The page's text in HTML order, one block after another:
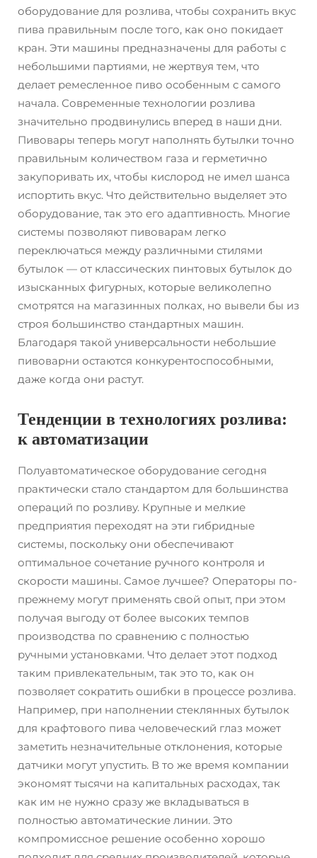
оборудование для розлива, чтобы сохранить вкус
пива правильным после того, как оно покидает
кран. Эти машины предназначены для работы с
небольшими партиями, не жертвуя тем, что
делает ремесленное пиво особенным с самого
начала. Современные технологии розлива
значительно продвинулись вперед в наши дни.
Пивовары теперь могут наполнять бутылки точно
правильным количеством газа и герметично
закупоривать их, чтобы кислород не имел шанса
испортить вкус. Что действительно выделяет это
оборудование, так это его адаптивность. Многие
системы позволяют пивоварам легко
переключаться между различными стилями
бутылок — от классических пинтовых бутылок до
изысканных фигурных, которые великолепно
смотрятся на магазинных полках, но вывели бы из
строя большинство стандартных машин.
Благодаря такой универсальности небольшие
пивоварни остаются конкурентоспособными,
даже когда они растут.
Тенденции в технологиях розлива:
к автоматизации
Полуавтоматическое оборудование сегодня
практически стало стандартом для большинства
операций по розливу. Крупные и мелкие
предприятия переходят на эти гибридные
системы, поскольку они обеспечивают
оптимальное сочетание ручного контроля и
скорости машины. Самое лучшее? Операторы по-
прежнему могут применять свой опыт, при этом
получая выгоду от более высоких темпов
производства по сравнению с полностью
ручными установками. Что делает этот подход
таким привлекательным, так это то, как он
позволяет сократить ошибки в процессе розлива.
Например, при наполнении стеклянных бутылок
для крафтового пива человеческий глаз может
заметить незначительные отклонения, которые
датчики могут упустить. В то же время компании
экономят тысячи на капитальных расходах, так
как им не нужно сразу же вкладываться в
полностью автоматические линии. Это
компромиссное решение особенно хорошо